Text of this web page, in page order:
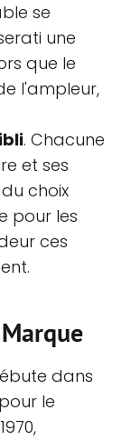
se
une
que le
l'ampleur,
. Chacune
et ses
choix
pour les
ces
dans
le